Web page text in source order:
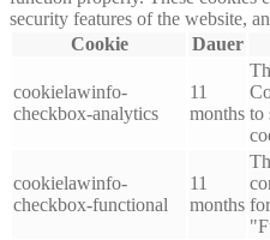
security features of the website,
Cookie
Dauer
cookielawinfo-
checkbox-analytics
11
months to
cookielawinfo-
checkbox-functional
11
months